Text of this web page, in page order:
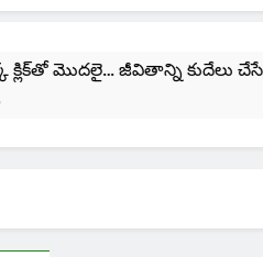
జీవితాన్ని కుదేలు చేసే మోసాలు..!!